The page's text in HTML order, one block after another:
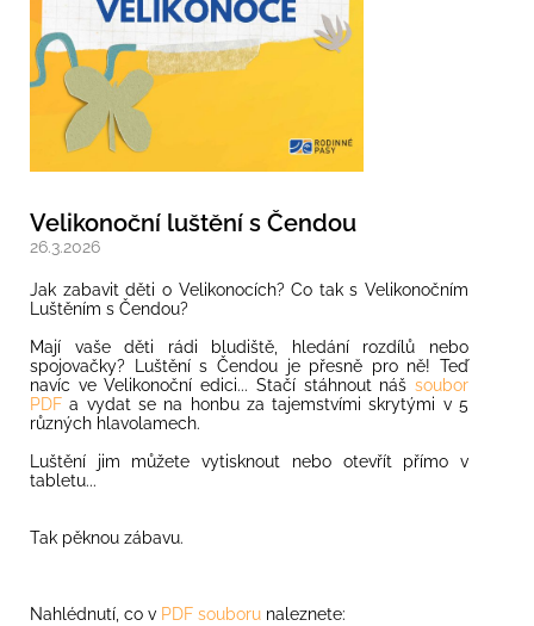
Velikonoční luštění s Čendou
26.3.2026
Jak zabavit děti o Velikonocích? Co tak s Velikonočním
Luštěním s Čendou?
Mají vaše děti rádi bludiště, hledání rozdílů nebo
spojovačky? Luštění s Čendou je přesně pro ně! Teď
navíc ve Velikonoční edici... Stačí stáhnout náš soubor
PDF a vydat se na honbu za tajemstvími skrytými v 5
různých hlavolamech.
Luštění jim můžete vytisknout nebo otevřít přímo v
tabletu...
Tak pěknou zábavu.
Nahlédnutí, co v PDF souboru naleznete: